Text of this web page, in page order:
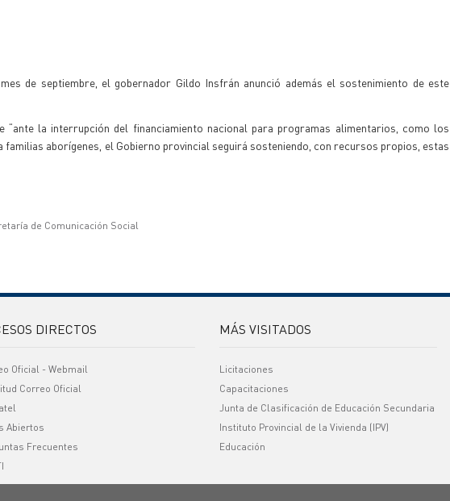
de septiembre, el gobernador Gildo Insfrán anunció además el sostenimiento de este
la interrupción del financiamiento nacional para programas alimentarios, como los
aborígenes, el Gobierno provincial seguirá sosteniendo, con recursos propios, estas
de Comunicación Social
DIRECTOS
Oficial - Webmail
Correo Oficial
Abiertos
Frecuentes
MÁS VISITADOS
Licitaciones
Capacitaciones
Junta de Clasificación de Educación Secundaria
Instituto Provincial de la Vivienda (IPV)
Educación